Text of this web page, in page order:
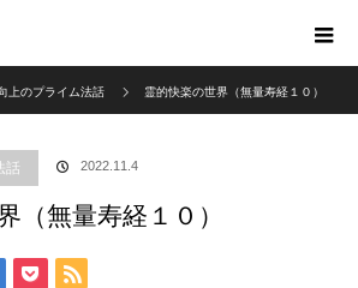
上のプライム法話 霊的快楽の世界（無量寿経１０）
話 2022.11.4
（無量寿経１０）